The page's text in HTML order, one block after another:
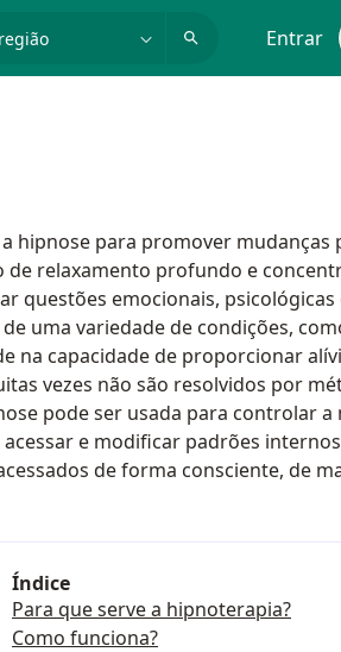
Entrar
hipnose para promover mudanças
relaxamento profundo e
questões emocionais, psicológicas
uma variedade de condições,
na capacidade de proporcionar
vezes não são resolvidos por
pode ser usada para controlar a
e modificar padrões‬
de forma‬ consciente, de
Índice
Para que serve a hipnoterapia?
Como funciona?